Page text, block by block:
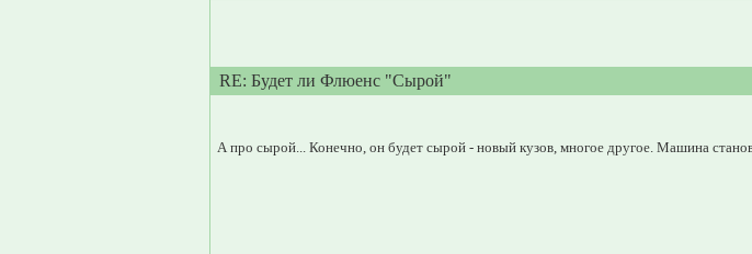
RE: Будет ли Флюенс "Сырой"
А про сырой... Конечно, он будет сырой - новый кузов, многое другое. Машина